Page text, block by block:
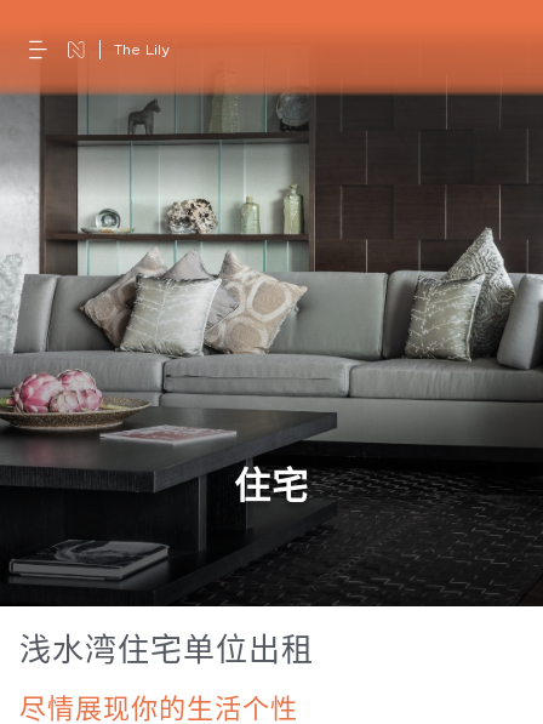
The Lily
住宅
浅水湾住宅单位出租
尽情展现你的生活个性